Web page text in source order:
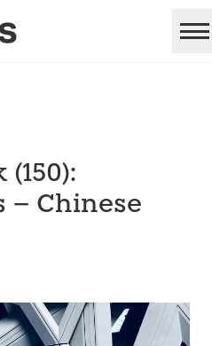
– Chinese